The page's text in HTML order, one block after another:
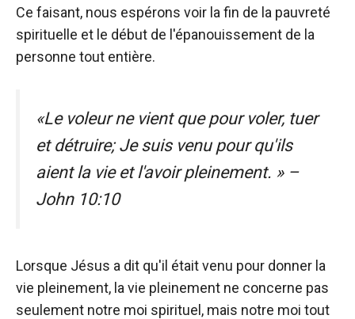
Ce faisant, nous espérons voir la fin de la pauvreté
spirituelle et le début de l'épanouissement de la
personne tout entière.
«Le voleur ne vient que pour voler, tuer
et détruire; Je suis venu pour qu'ils
aient la vie et l'avoir pleinement. » –
John 10:10
Lorsque Jésus a dit qu'il était venu pour donner la
vie pleinement, la vie pleinement ne concerne pas
seulement notre moi spirituel, mais notre moi tout